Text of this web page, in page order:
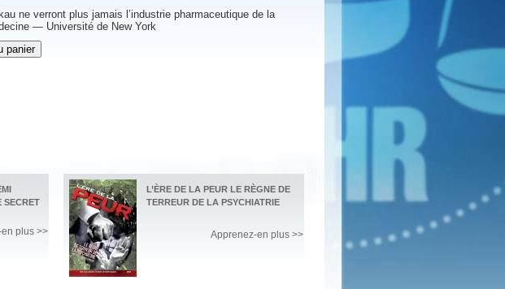
ne verront plus jamais l’industrie pharmaceutique de la
— Université de New York
SECRET
plus >>
L’ÈRE DE LA PEUR LE RÈGNE DE
TERREUR DE LA PSYCHIATRIE
Apprenez-en plus >>